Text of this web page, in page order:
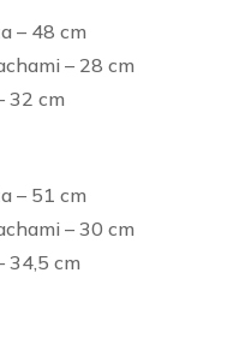
– 48 cm
– 28 cm
32 cm
– 51 cm
– 30 cm
34,5 cm